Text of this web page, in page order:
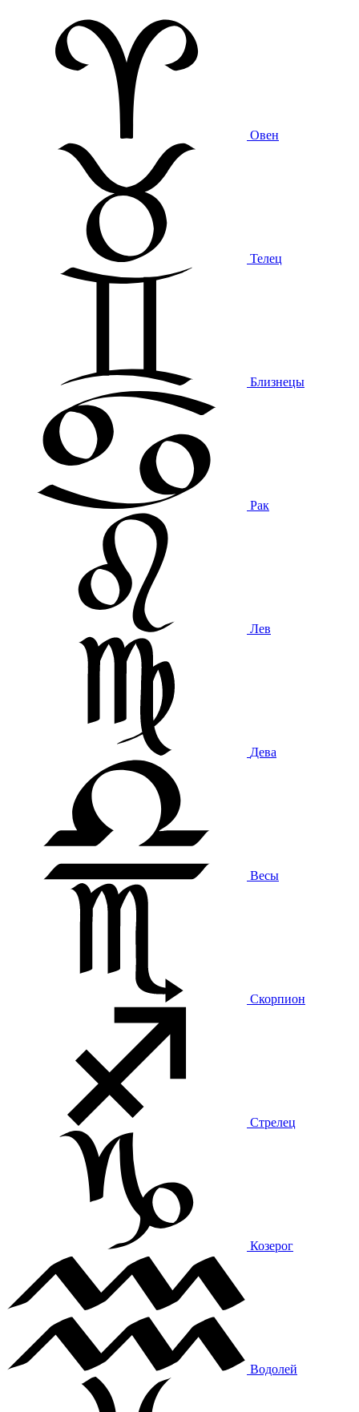
Овен
Телец
Близнецы
Рак
Лев
Дева
Весы
Скорпион
Стрелец
Козерог
Водолей